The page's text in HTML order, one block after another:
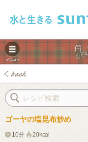
レシピ
ゴーヤの塩昆布炒め
10分 20kcal